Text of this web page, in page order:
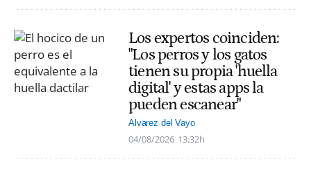
Los expertos coinciden:
"Los perros y los gatos
tienen su propia 'huella
digital' y estas apps la
pueden escanear"
Alvarez del Vayo
04/08/2026 13:32h